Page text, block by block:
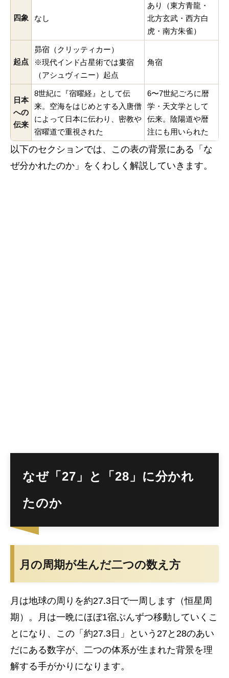
四象 なし
あり（東方青龍・
北方玄武・西方白
虎・南方朱雀）
起点
昴宿（クリッティカー）
※現代インド占星術では婁宿
（アシュヴィニー）起点
角宿
日本
への
伝来
8世紀に『宿曜経』として伝
来。空海をはじめとする入唐僧
によって日本に伝わり、密教や
宿曜道で重視された
6〜7世紀ごろに暦
学・天文学として
伝来。陰陽道や暦
注にも用いられた
以下のセクションでは、この表の背景にある「な
ぜ分かれたのか」をくわしく解説していきます。
なぜ「27」と「28」に分かれ
たのか
月の周期が生んだ二つの数え方
月は地球の周りを約27.3日で一周します（恒星周
期）。月は一晩にほぼ1宿ぶんずつ移動していくこ
とになり、この「約27.3日」という27と28のあい
だにある数字が、二つの体系が生まれた背景を理
解する手がかりになります。